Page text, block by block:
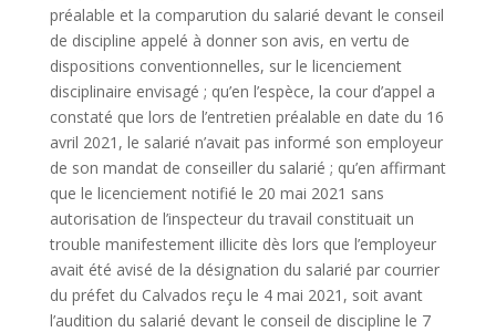
préalable et la comparution du salarié devant le conseil
de discipline appelé à donner son avis, en vertu de
dispositions conventionnelles, sur le licenciement
disciplinaire envisagé ; qu’en l’espèce, la cour d’appel a
constaté que lors de l’entretien préalable en date du 16
avril 2021, le salarié n’avait pas informé son employeur
de son mandat de conseiller du salarié ; qu’en affirmant
que le licenciement notifié le 20 mai 2021 sans
autorisation de l’inspecteur du travail constituait un
trouble manifestement illicite dès lors que l’employeur
avait été avisé de la désignation du salarié par courrier
du préfet du Calvados reçu le 4 mai 2021, soit avant
l’audition du salarié devant le conseil de discipline le 7